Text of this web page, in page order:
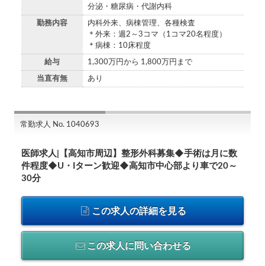
分泌・糖尿病・代謝内科
勤務内容
内科外来、病棟管理、各種検査
＊外来：週2～3コマ（1コマ20名程度）
＊病棟：10床程度
給与 1,300万円から 1,800万円まで
当直有無 あり
常勤求人 No. 1040693
医師求人|【高知市周辺】整形外科募集◆手術は月に数
件程度◆U・Iターン歓迎◆高知市中心部より車で20～
30分
この求人の詳細を見る
この求人に問い合わせる